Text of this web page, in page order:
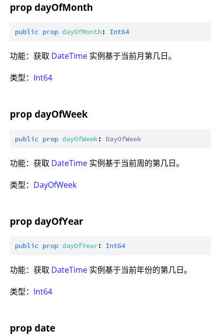
prop dayOfMonth
public prop dayOfMonth: Int64
功能：获取 DateTime 实例基于当前月第几日。
类型： Int64
prop dayOfWeek
public prop dayOfWeek: DayOfWeek
功能：获取 DateTime 实例基于当前周的第几日。
类型： DayOfWeek
prop dayOfYear
public prop dayOfYear: Int64
功能：获取 DateTime 实例基于当前年份的第几日。
类型： Int64
prop date